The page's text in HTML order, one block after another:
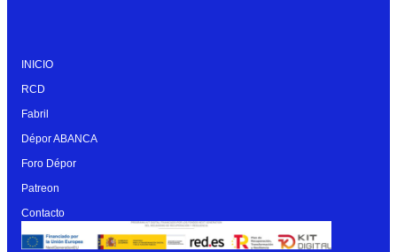
INICIO
RCD
Fabril
Dépor ABANCA
Foro Dépor
Patreon
Contacto